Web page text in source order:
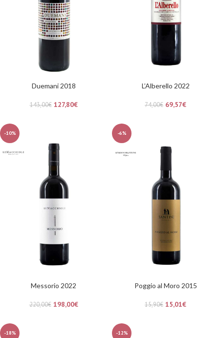
Duemani 2018
143,00€ 127,80€
L’Alberello 2022
74,00€ 69,57€
-10%
Messorio 2022
220,00€ 198,00€
-6%
Poggio al Moro 2015
15,90€ 15,01€
-18% -12%